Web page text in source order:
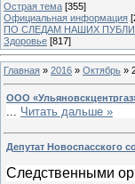
Острая тема [355]
Официальная информация
ПО СЛЕДАМ НАШИХ
Здоровье [817]
Главная » 2016 » Октябрь »
ООО
... Читать дальше »
Депутат Новоспасского
Следственными